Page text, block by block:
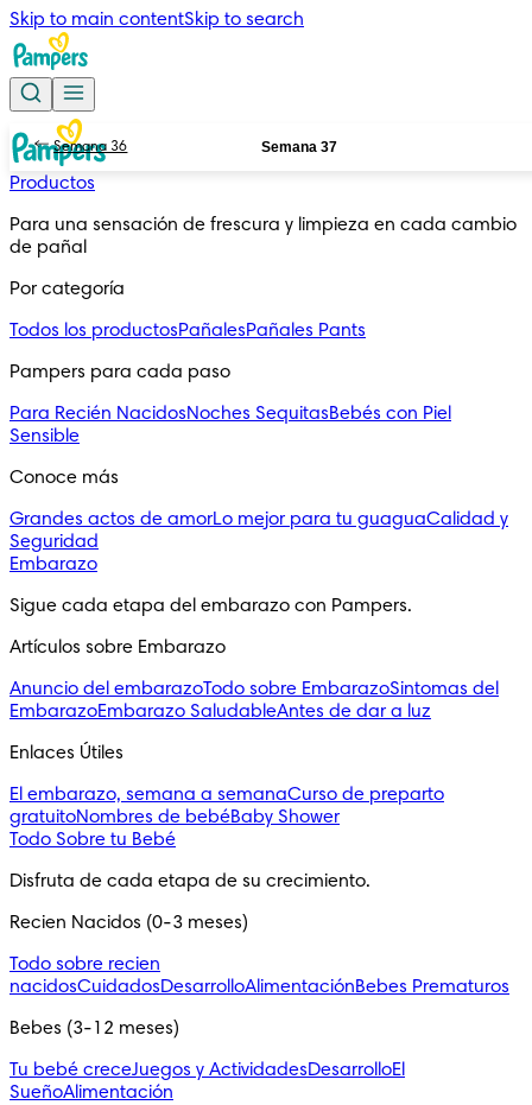
Skip to main contentSkip to search
Productos
Para una sensación de frescura y limpieza en cada cambio
de pañal
Por categoría
Todos los productosPañalesPañales Pants
Pampers para cada paso
Para Recién NacidosNoches SequitasBebés con Piel
Sensible
Conoce más
Grandes actos de amorLo mejor para tu guaguaCalidad y
Seguridad
Embarazo
Sigue cada etapa del embarazo con Pampers.
Artículos sobre Embarazo
Anuncio del embarazoTodo sobre EmbarazoSintomas del
EmbarazoEmbarazo SaludableAntes de dar a luz
Enlaces Útiles
El embarazo, semana a semanaCurso de preparto
gratuitoNombres de bebéBaby Shower
Todo Sobre tu Bebé
Disfruta de cada etapa de su crecimiento.
Recien Nacidos (0-3 meses)
Todo sobre recien
nacidosCuidadosDesarrolloAlimentaciónBebes Prematuros
Bebes (3-12 meses)
Tu bebé creceJuegos y ActividadesDesarrolloEl
SueñoAlimentación
Semana 36 Semana 37